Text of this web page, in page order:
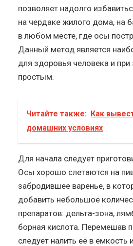
позволяет надолго
на чердаке жилого дома, на
в любом месте, где осы
Данный метод является
для здоровья человека и
простым.
Читайте также: Как
домашних условиях
Для начала следует
Осы хорошо слетаются на
забродившее варенье, в
добавить небольшое
препаратов: дельта-зона,
борная кислота. Перемешав
следует налить её в ёмкость